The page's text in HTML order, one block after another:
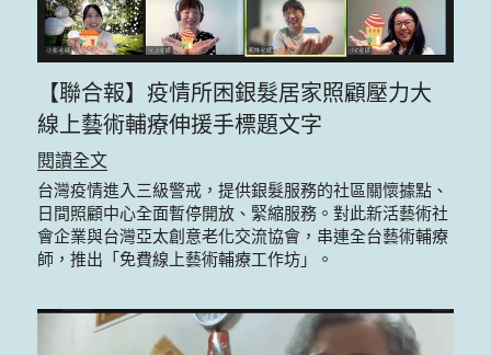
【聯合報】疫情所困銀髮居家照顧壓力大
線上藝術輔療伸援手標題文字
閱讀全文
台灣疫情進入三級警戒，提供銀髮服務的社區關懷據點、
日間照顧中心全面暫停開放、緊縮服務。對此新活藝術社
會企業與台灣亞太創意老化交流協會，串連全台藝術輔療
師，推出「免費線上藝術輔療工作坊」。